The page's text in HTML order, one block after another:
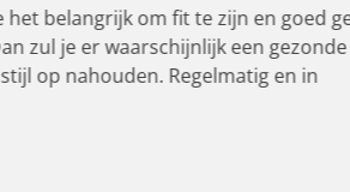
om fit te zijn en goed getraind te
een gezonde
Regelmatig en in